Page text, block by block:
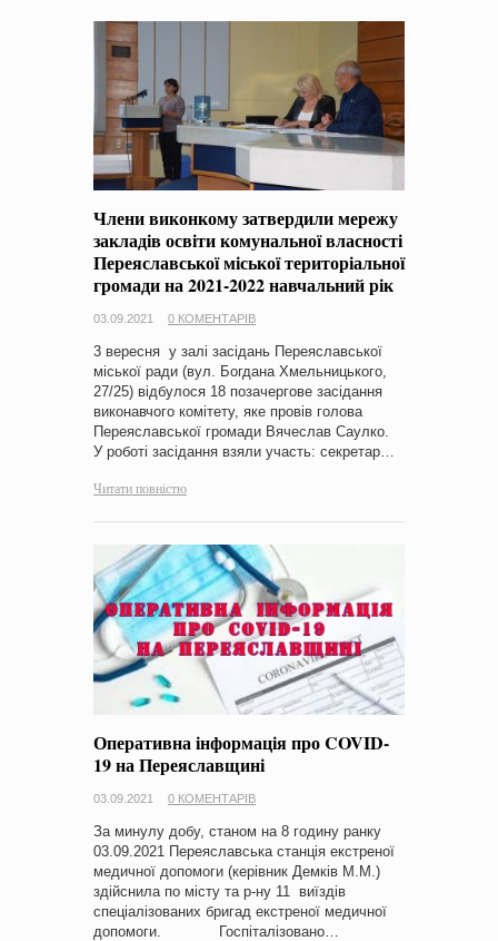
Члени виконкому затвердили мережу
закладів освіти комунальної власності
Переяславської міської територіальної
громади на 2021-2022 навчальний рік
03.09.2021 0 КОМЕНТАРІВ
3 вересня у залі засідань Переяславської
міської ради (вул. Богдана Хмельницького,
27/25) відбулося 18 позачергове засідання
виконавчого комітету, яке провів голова
Переяславської громади Вячеслав Саулко.
У роботі засідання взяли участь: секретар…
Читати повністю
Оперативна інформація про COVID-
19 на Переяславщині
03.09.2021 0 КОМЕНТАРІВ
За минулу добу, станом на 8 годину ранку
03.09.2021 Переяславська станція екстреної
медичної допомоги (керівник Демків М.М.)
здійснила по місту та р-ну 11 виїздів
спеціалізованих бригад екстреної медичної
допомоги. Госпіталізовано…